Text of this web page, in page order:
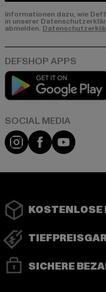
Informationen dazu, wie
in unserer
abmelden.
Instagram
FacebookYouTube
KOSTENLOSE
SICHERE